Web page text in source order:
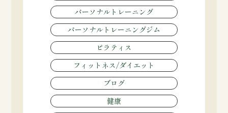
パーソナルトレーニング
パーソナルトレーニングジム
ピラティス
フィットネス/ダイエット
ブログ
健康